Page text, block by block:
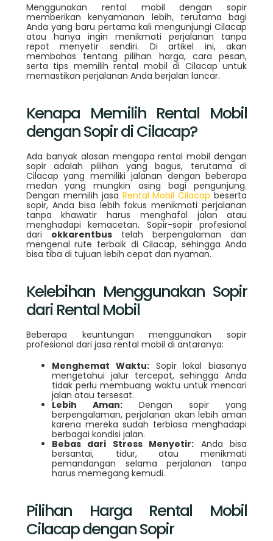
Menggunakan rental mobil dengan sopir
memberikan kenyamanan lebih, terutama bagi
Anda yang baru pertama kali mengunjungi Cilacap
atau hanya ingin menikmati perjalanan tanpa
repot menyetir sendiri. Di artikel ini, akan
membahas tentang pilihan harga, cara pesan,
serta tips memilih rental mobil di Cilacap untuk
memastikan perjalanan Anda berjalan lancar.
Kenapa Memilih Rental Mobil
dengan Sopir di Cilacap?
Ada banyak alasan mengapa rental mobil dengan
sopir adalah pilihan yang bagus, terutama di
Cilacap yang memiliki jalanan dengan beberapa
medan yang mungkin asing bagi pengunjung.
Dengan memilih jasa Rental Mobil Cilacapbeserta
sopir, Anda bisa lebih fokus menikmati perjalanan
tanpa khawatir harus menghafal jalan atau
menghadapi kemacetan. Sopir-sopir profesional
dariokkarentbustelah berpengalaman dan
mengenal rute terbaik di Cilacap, sehingga Anda
bisa tiba di tujuan lebih cepat dan nyaman.
Kelebihan Menggunakan Sopir
dari Rental Mobil
Beberapa keuntungan menggunakan sopir
profesional dari jasa rental mobil di antaranya:
Menghemat Waktu:Sopir lokal biasanya
mengetahui jalur tercepat, sehingga Anda
tidak perlu membuang waktu untuk mencari
jalan atau tersesat.
Lebih Aman:Dengan sopir yang
berpengalaman, perjalanan akan lebih aman
karena mereka sudah terbiasa menghadapi
berbagai kondisi jalan.
Bebas dari Stress Menyetir: Anda bisa
bersantai, tidur, atau menikmati
pemandangan selama perjalanan tanpa
harus memegang kemudi.
Pilihan Harga Rental Mobil
Cilacap dengan Sopir